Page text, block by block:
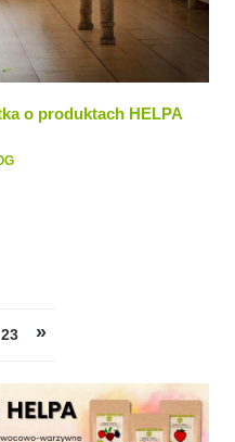
o produktach HELPA
23 »